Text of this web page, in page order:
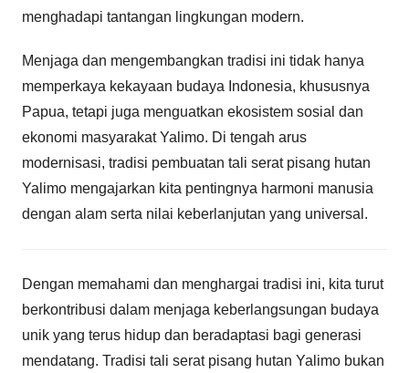
menghadapi tantangan lingkungan modern.
Menjaga dan mengembangkan tradisi ini tidak hanya
memperkaya kekayaan budaya Indonesia, khususnya
Papua, tetapi juga menguatkan ekosistem sosial dan
ekonomi masyarakat Yalimo. Di tengah arus
modernisasi, tradisi pembuatan tali serat pisang hutan
Yalimo mengajarkan kita pentingnya harmoni manusia
dengan alam serta nilai keberlanjutan yang universal.
Dengan memahami dan menghargai tradisi ini, kita turut
berkontribusi dalam menjaga keberlangsungan budaya
unik yang terus hidup dan beradaptasi bagi generasi
mendatang. Tradisi tali serat pisang hutan Yalimo bukan